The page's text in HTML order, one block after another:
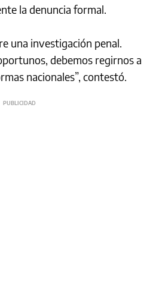
la denuncia formal.
una investigación penal.
debemos regirnos a
nacionales”, contestó.